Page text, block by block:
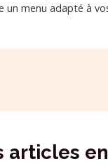
menu adapté à
articles